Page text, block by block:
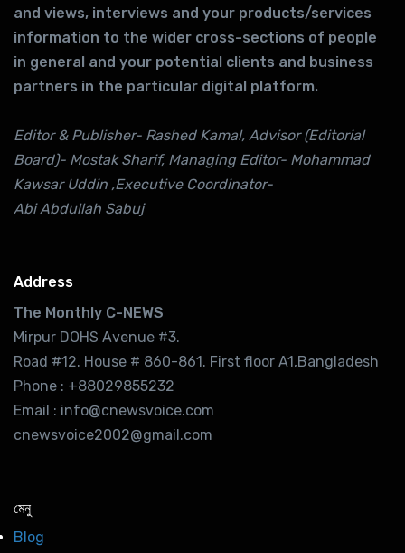
and views, interviews and your products/services
information to the wider cross-sections of people
in general and your potential clients and business
partners in the particular digital platform.
Editor & Publisher- Rashed Kamal, Advisor (Editorial
Board)- Mostak Sharif, Managing Editor- Mohammad
Kawsar Uddin ,Executive Coordinator-
Abi Abdullah Sabuj
Address
The Monthly C-NEWS
Mirpur DOHS Avenue #3.
Road #12. House # 860-861. First floor A1,Bangladesh
Phone : +88029855232
Email : info@cnewsvoice.com
cnewsvoice2002@gmail.com
মেনু
Blog